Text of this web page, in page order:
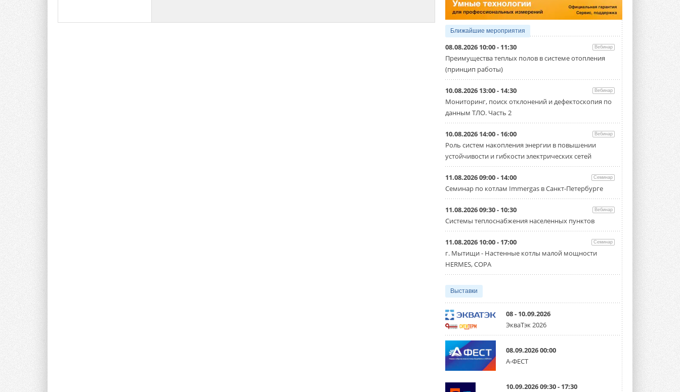
Ближайшие мероприятия
08.08.2026 10:00 - 11:30 Вебинар
Преимущества теплых полов в системе отопления
(принцип работы)
10.08.2026 13:00 - 14:30 Вебинар
Мониторинг, поиск отклонений и дефектоскопия по
данным ТЛО. Часть 2
10.08.2026 14:00 - 16:00 Вебинар
Роль систем накопления энергии в повышении
устойчивости и гибкости электрических сетей
11.08.2026 09:00 - 14:00 Семинар
Семинар по котлам Immergas в Санкт-Петербурге
11.08.2026 09:30 - 10:30 Вебинар
Системы теплоснабжения населенных пунктов
11.08.2026 10:00 - 17:00 Семинар
г. Мытищи - Настенные котлы малой мощности
HERMES, COPA
Выставки
08 - 10.09.2026
ЭкваТэк 2026
08.09.2026 00:00
А-ФЕСТ
10.09.2026 09:30 - 17:30